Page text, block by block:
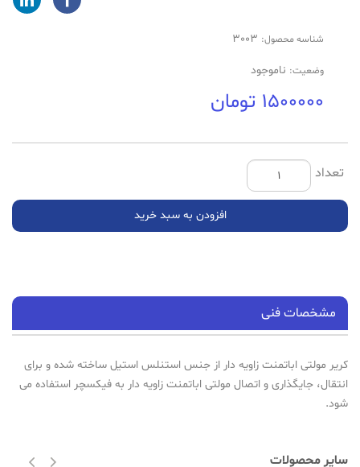
شناسه محصول: 3003
وضعیت: ناموجود
1500000 تومان
تعداد
افزودن به سبد خرید
مشخصات فنی
کریر مولتی اباتمنت زاویه دار از جنس استنلس استیل ساخته شده و برای
انتقال، جایگذاری و اتصال مولتی اباتمنت زاویه دار به فیکسچر استفاده می
شود.
سایر محصولات